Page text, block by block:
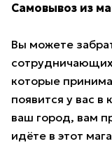
Самовывоз из
Вы можете
которые
появится у вас в
ваш город, вам
идёте в этот